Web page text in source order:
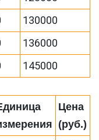
130000
136000
145000
Цена
(руб.)